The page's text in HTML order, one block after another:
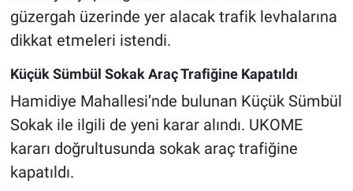
güzergah üzerinde yer alacak trafik levhalarına
dikkat etmeleri istendi.
Küçük Sümbül Sokak Araç Trafiğine Kapatıldı
Hamidiye Mahallesi’nde bulunan Küçük Sümbül
Sokak ile ilgili de yeni karar alındı. UKOME
kararı doğrultusunda sokak araç trafiğine
kapatıldı.